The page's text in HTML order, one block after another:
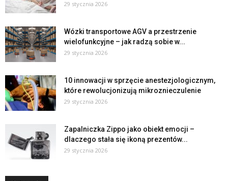
29 stycznia 2026
Wózki transportowe AGV a przestrzenie
wielofunkcyjne – jak radzą sobie w...
29 stycznia 2026
10 innowacji w sprzęcie anestezjologicznym,
które rewolucjonizują mikroznieczulenie
29 stycznia 2026
Zapalniczka Zippo jako obiekt emocji –
dlaczego stała się ikoną prezentów...
29 stycznia 2026